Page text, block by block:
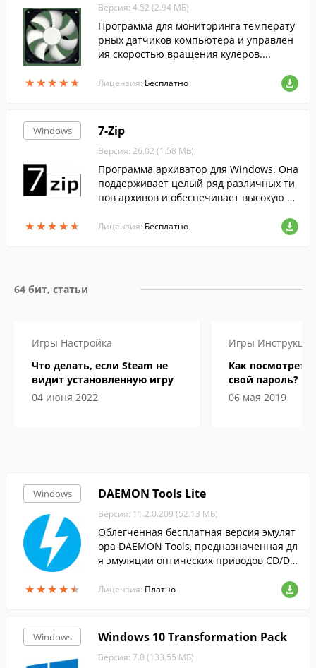
★★★★★
★★★★★
Версия: 4.52 (2.94 МБ)
Программа для мониторинга температу
рных датчиков компьютера и управлен
ия скоростью вращения кулеров....
Лицензия: Бесплатно
Windows
★★★★★
★★★★★
7-Zip
Версия: 26.02 (1.58 МБ)
Программа архиватор для Windows. Она
поддерживает целый ряд различных ти
пов архивов и обеспечивает высокую ст
Лицензия: Бесплатно
64 бит, статьи
Игры Настройка
Что делать, если Steam не
видит установленную игру
04 июня 2022
Игры Инструкции
Как посмотреть
свой пароль?
06 мая 2019
Windows
★★★★★
★★★★★
DAEMON Tools Lite
Версия: 11.2.0.209 (52.13 МБ)
Облегченная бесплатная версия эмулят
ора DAEMON Tools, предназначенная дл
я эмуляции оптических приводов CD/DV
Лицензия: Платно
Windows Windows 10 Transformation Pack
Версия: 7.0 (133.55 МБ)